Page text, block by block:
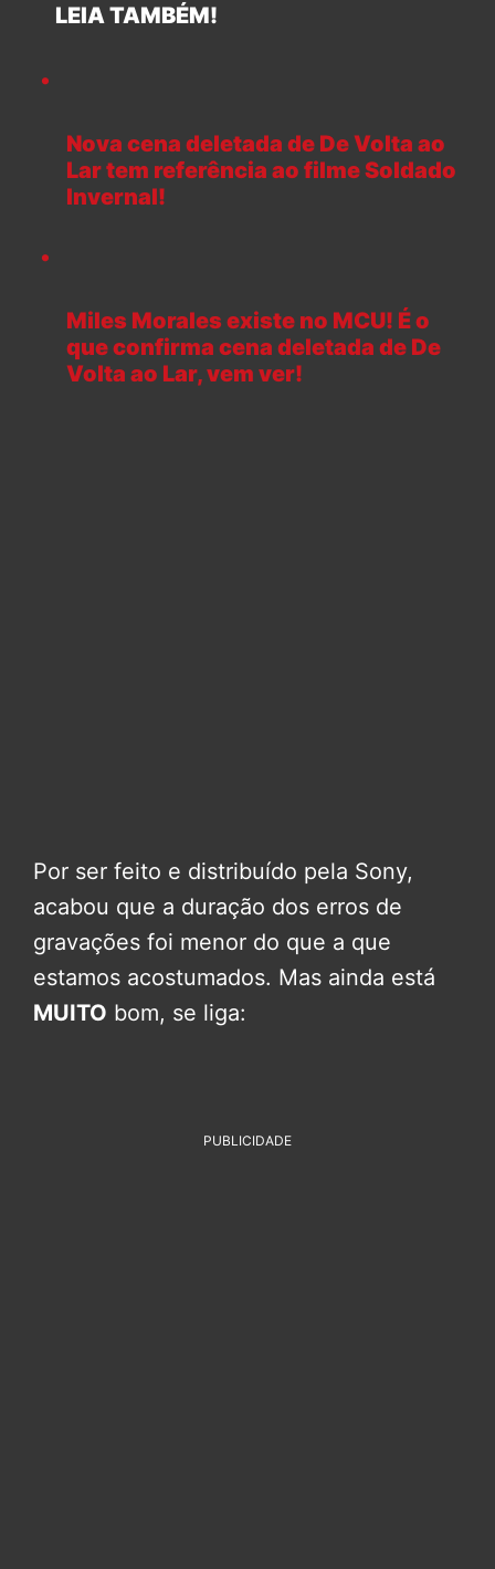
LEIA TAMBÉM!
Nova cena deletada de De Volta ao
Lar tem referência ao filme Soldado
Invernal!
Miles Morales existe no MCU! É o
que confirma cena deletada de De
Volta ao Lar, vem ver!
Por ser feito e distribuído pela Sony,
acabou que a duração dos erros de
gravações foi menor do que a que
estamos acostumados. Mas ainda está
MUITO bom, se liga:
PUBLICIDADE